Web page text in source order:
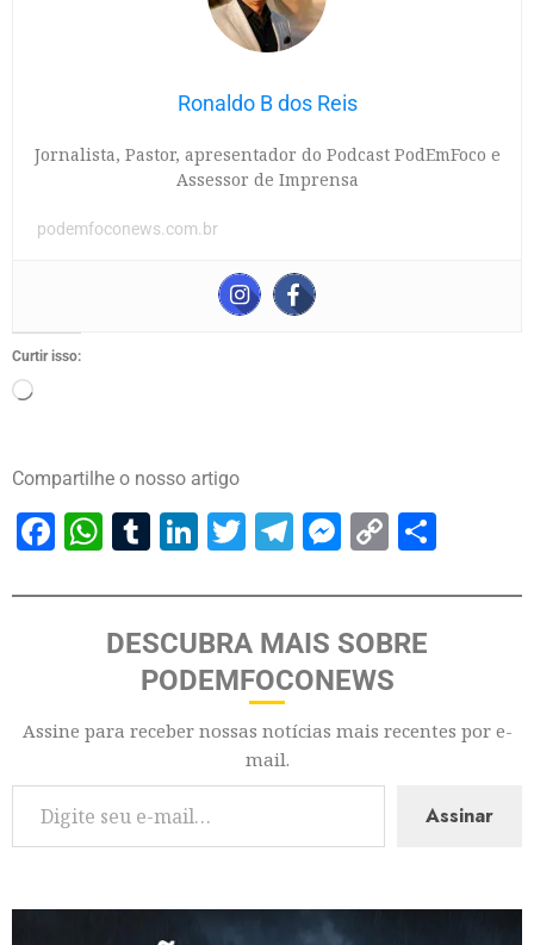
Ronaldo B dos Reis
Jornalista, Pastor, apresentador do Podcast PodEmFoco e
Assessor de Imprensa
podemfoconews.com.br
Curtir isso:
Compartilhe o nosso artigo
Facebook
WhatsApp
Tumblr
LinkedIn
Twitter
Telegram
Messenger
Copy
DESCUBRA MAIS SOBRE
PODEMFOCONEWS
Assine para receber nossas notícias mais recentes por e-
mail.
Assinar